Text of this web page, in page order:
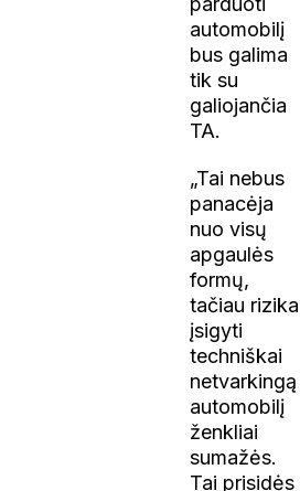
automobilį
bus galima
tik su
galiojančia
TA.
„Tai nebus
panacėja
nuo visų
apgaulės
formų,
tačiau rizika
įsigyti
techniškai
netvarkingą
automobilį
ženkliai
sumažės.
Tai prisidės